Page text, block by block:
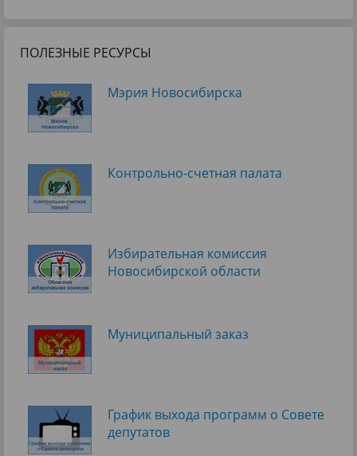
ПОЛЕЗНЫЕ РЕСУРСЫ
Мэрия Новосибирска
Контрольно-счетная палата
Избирательная комиссия
Новосибирской области
Муниципальный заказ
График выхода программ о Cовете
депутатов